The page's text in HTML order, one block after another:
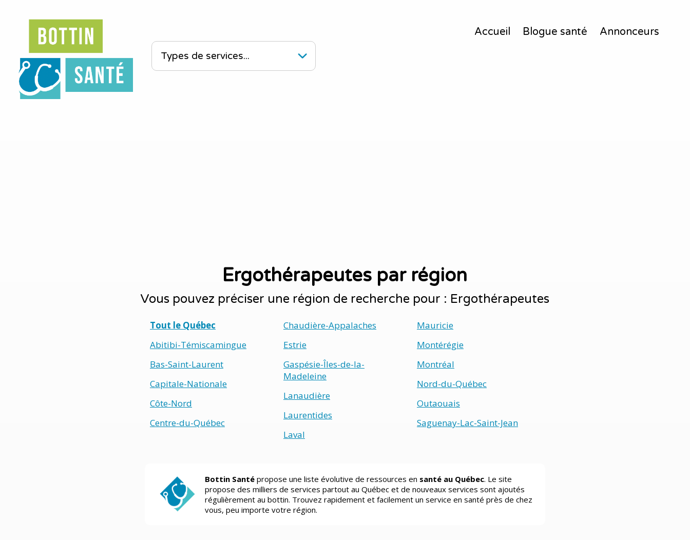
Accueil Blogue santé Annonceurs
Ergothérapeutes par région
Vous pouvez préciser une région de recherche pour : Ergothérapeutes
Tout le Québec
Abitibi-Témiscamingue
Bas-Saint-Laurent
Capitale-Nationale
Côte-Nord
Centre-du-Québec
Chaudière-Appalaches
Estrie
Gaspésie-Îles-de-la-
Madeleine
Lanaudière
Laurentides
Laval
Mauricie
Montérégie
Montréal
Nord-du-Québec
Outaouais
Saguenay-Lac-Saint-Jean
Bottin Santé propose une liste évolutive de ressources en santé au Québec. Le site
propose des milliers de services partout au Québec et de nouveaux services sont ajoutés
régulièrement au bottin. Trouvez rapidement et facilement un service en santé près de chez
vous, peu importe votre région.